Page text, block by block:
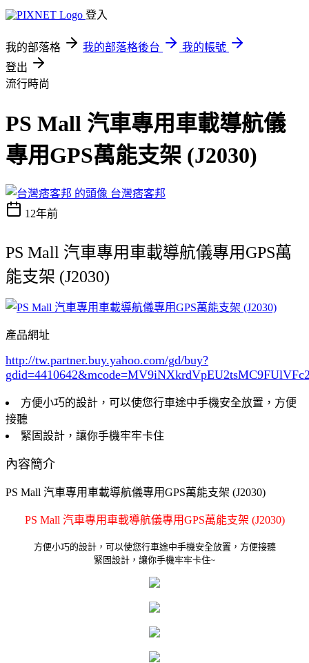
登入
我的部落格 我的部落格後台
我的帳號
登出
流行時尚
PS Mall 汽車專用車載導航儀
專用GPS萬能支架 (J2030)
台灣痞客邦
12年前
PS Mall 汽車專用車載導航儀專用GPS萬
能支架 (J2030)
產品網址
http://tw.partner.buy.yahoo.com/gd/buy?
gdid=4410642
方便小巧的設計，可以使您行車途中手機安全放置，方便
接聽
緊固設計，讓你手機牢牢卡住
內容簡介
PS Mall 汽車專用車載導航儀專用GPS萬能支架 (J2030)
PS Mall 汽車專用車載導航儀專用GPS萬能支架 (J2030)
方便小巧的設計，可以使您行車途中手機安全放置，方便接聽
緊固設計，讓你手機牢牢卡住~